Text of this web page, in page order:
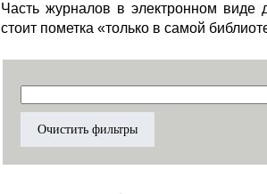
Часть журналов в электронном виде
стоит пометка «только в самой